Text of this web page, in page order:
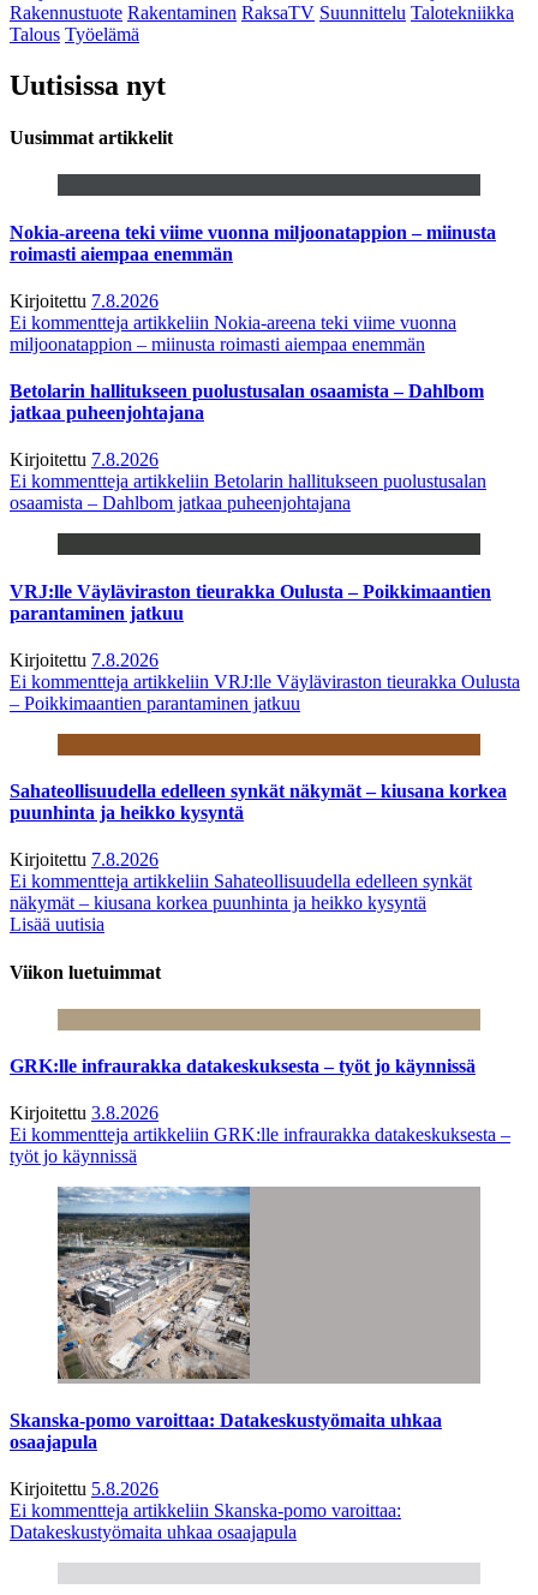
Rakennustuote Rakentaminen RaksaTV Suunnittelu Talotekniikka
Talous Työelämä
Uutisissa nyt
Uusimmat artikkelit
Nokia-areena teki viime vuonna miljoonatappion – miinusta
roimasti aiempaa enemmän
Kirjoitettu 7.8.2026
Ei kommentteja artikkeliin Nokia-areena teki viime vuonna
miljoonatappion – miinusta roimasti aiempaa enemmän
Betolarin hallitukseen puolustusalan osaamista – Dahlbom
jatkaa puheenjohtajana
Kirjoitettu 7.8.2026
Ei kommentteja artikkeliin Betolarin hallitukseen puolustusalan
osaamista – Dahlbom jatkaa puheenjohtajana
VRJ:lle Väyläviraston tieurakka Oulusta – Poikkimaantien
parantaminen jatkuu
Kirjoitettu 7.8.2026
Ei kommentteja artikkeliin VRJ:lle Väyläviraston tieurakka Oulusta
– Poikkimaantien parantaminen jatkuu
Sahateollisuudella edelleen synkät näkymät – kiusana korkea
puunhinta ja heikko kysyntä
Kirjoitettu 7.8.2026
Ei kommentteja artikkeliin Sahateollisuudella edelleen synkät
näkymät – kiusana korkea puunhinta ja heikko kysyntä
Lisää uutisia
Viikon luetuimmat
GRK:lle infraurakka datakeskuksesta – työt jo käynnissä
Kirjoitettu 3.8.2026
Ei kommentteja artikkeliin GRK:lle infraurakka datakeskuksesta –
työt jo käynnissä
Skanska-pomo varoittaa: Datakeskustyömaita uhkaa
osaajapula
Kirjoitettu 5.8.2026
Ei kommentteja artikkeliin Skanska-pomo varoittaa:
Datakeskustyömaita uhkaa osaajapula